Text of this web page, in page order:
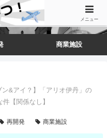
商業施設
ン&アイ？】「アリオ伊丹」の
【関係なし】
再開発 商業施設
メニュー